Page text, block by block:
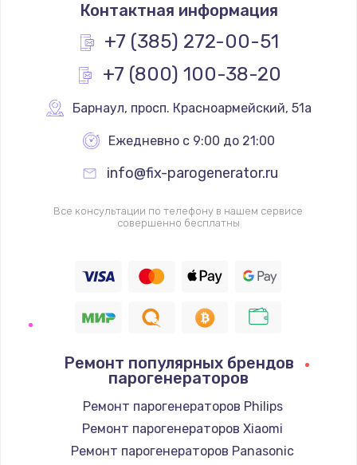
Контактная информация
+7 (385) 272-00-51
+7 (800) 100-38-20
Барнаул, просп. Красноармейский, 51а
Ежедневно с 9:00 до 21:00
info@fix-parogenerator.ru
Все консультации по телефону в нашем сервисе
совершенно бесплатны
Ремонт популярных брендов
парогенераторов
Ремонт парогенераторов Philips
Ремонт парогенераторов Xiaomi
Ремонт парогенераторов Panasonic